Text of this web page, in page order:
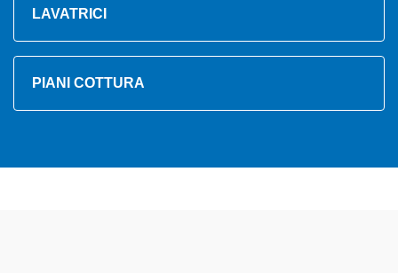
LAVATRICI
PIANI COTTURA